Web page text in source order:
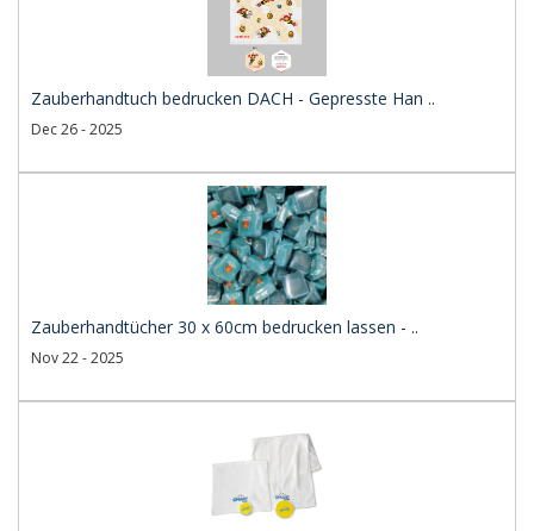
Zauberhandtuch bedrucken DACH - Gepresste Han ..
Dec 26 - 2025
Zauberhandtücher 30 x 60cm bedrucken lassen - ..
Nov 22 - 2025